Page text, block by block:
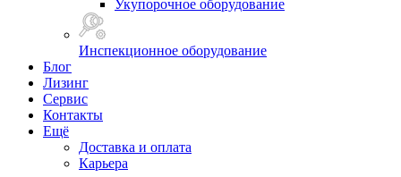
Укупорочное оборудование
Инспекционное оборудование
Блог
Лизинг
Сервис
Контакты
Ещё
Доставка и оплата
Карьера